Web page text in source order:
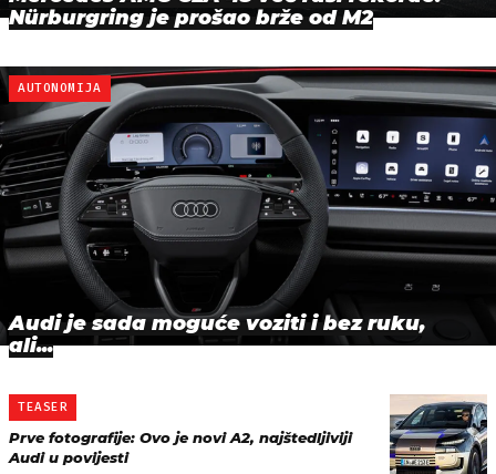
Nürburgring je prošao brže od M2
AUTONOMIJA
Audi je sada moguće voziti i bez ruku,
ali...
TEASER
Prve fotografije: Ovo je novi A2, najštedljiviji
Audi u povijesti